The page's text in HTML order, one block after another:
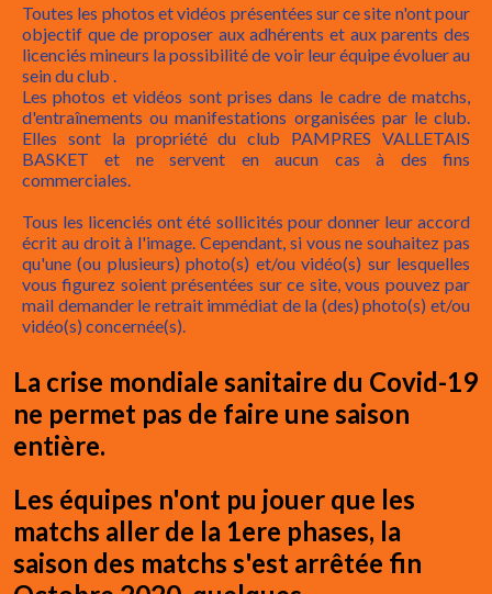
Toutes les photos et vidéos présentées sur ce site n'ont pour
objectif que de proposer aux adhérents et aux parents des
licenciés mineurs la possibilité de voir leur équipe évoluer au
sein du club .
Les photos et vidéos sont prises dans le cadre de matchs,
d'entraînements ou manifestations organisées par le club.
Elles sont la propriété du club PAMPRES VALLETAIS
BASKET et ne servent en aucun cas à des fins
commerciales.
Tous les licenciés ont été sollicités pour donner leur accord
écrit au droit à l'image. Cependant, si vous ne souhaitez pas
qu'une (ou plusieurs) photo(s) et/ou vidéo(s) sur lesquelles
vous figurez soient présentées sur ce site, vous pouvez par
mail demander le retrait immédiat de la (des) photo(s) et/ou
vidéo(s) concernée(s).
La crise mondiale sanitaire du Covid-19
ne permet pas de faire une saison
entière.
Les équipes n'ont pu jouer que les
matchs aller de la 1ere phases, la
saison des matchs s'est arrêtée fin